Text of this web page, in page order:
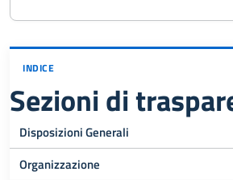
INDICE
Sezioni di
Disposizioni Generali
Organizzazione